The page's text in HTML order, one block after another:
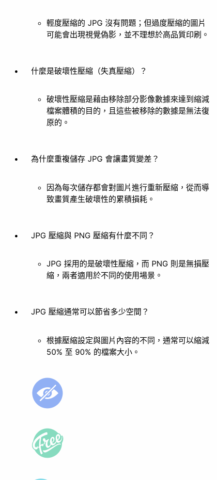
輕度壓縮的 JPG 沒有問題；但過度壓縮的圖片
可能會出現視覺偽影，並不理想於高品質印刷。
什麼是破壞性壓縮（失真壓縮）？
破壞性壓縮是藉由移除部分影像數據來達到縮減
檔案體積的目的，且這些被移除的數據是無法復
原的。
為什麼重複儲存 JPG 會讓畫質變差？
因為每次儲存都會對圖片進行重新壓縮，從而導
致畫質產生破壞性的累積損耗。
JPG 壓縮與 PNG 壓縮有什麼不同？
JPG 採用的是破壞性壓縮，而 PNG 則是無損壓
縮，兩者適用於不同的使用場景。
JPG 壓縮通常可以節省多少空間？
根據壓縮設定與圖片內容的不同，通常可以縮減
50% 至 90% 的檔案大小。